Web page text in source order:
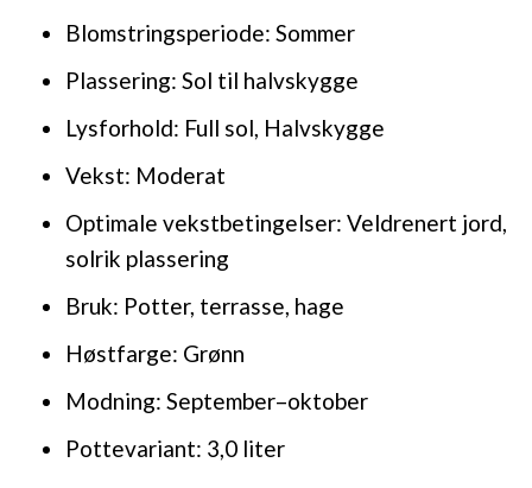
Blomstringsperiode: Sommer
Plassering: Sol til halvskygge
Lysforhold: Full sol, Halvskygge
Vekst: Moderat
Optimale vekstbetingelser: Veldrenert jord,
solrik plassering
Bruk: Potter, terrasse, hage
Høstfarge: Grønn
Modning: September–oktober
Pottevariant: 3,0 liter